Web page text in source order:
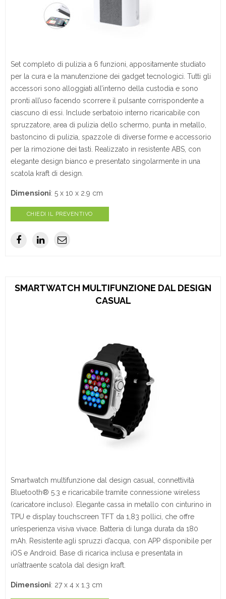
Set completo di pulizia a 6 funzioni, appositamente studiato
per la cura e la manutenzione dei gadget tecnologici. Tutti gli
accessori sono alloggiati all’interno della custodia e sono
pronti all’uso facendo scorrere il pulsante corrispondente a
ciascuno di essi. Include serbatoio interno ricaricabile con
spruzzatore, area di pulizia dello schermo, punta in metallo,
bastoncino di pulizia, spazzole di diverse forme e accessorio
per la rimozione dei tasti. Realizzato in resistente ABS, con
elegante design bianco e presentato singolarmente in una
scatola kraft di design.
Dimensioni: 5 x 10 x 2.9 cm
CHIEDI IL PREVENTIVO
SMARTWATCH MULTIFUNZIONE DAL DESIGN
CASUAL
Smartwatch multifunzione dal design casual, connettività
Bluetooth® 5.3 e ricaricabile tramite connessione wireless
(caricatore incluso). Elegante cassa in metallo con cinturino in
TPU e display touchscreen TFT da 1,83 pollici, che offre
un’esperienza visiva vivace. Batteria di lunga durata da 180
mAh. Resistente agli spruzzi d’acqua, con APP disponibile per
iOS e Android. Base di ricarica inclusa e presentata in
un’attraente scatola dal design kraft.
Dimensioni: 27 x 4 x 1.3 cm